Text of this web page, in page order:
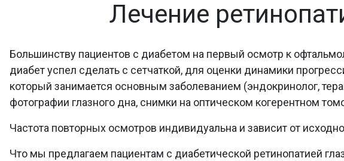
Лечение
Большинству пациентов с диабетом на первый осмотр к
диабет успел сделать с сетчаткой, для оценки динамики
который занимается основным заболеванием (эндокринолог,
фотографии глазного дна, снимки на оптическом когерентном
Частота повторных осмотров индивидуальна и зависит от
Что мы предлагаем пациентам с диабетической ретинопатией